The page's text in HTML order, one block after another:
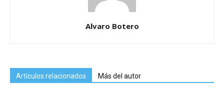
Alvaro Botero
Artículos relacionados Más del autor